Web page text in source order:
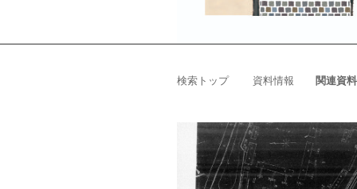
検索トップ 資料情報 関連資